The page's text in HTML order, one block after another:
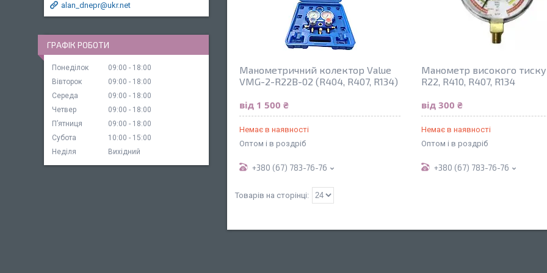
Манометричний колектор Value
VMG-2-R22В-02 (R404, R407, R134)
від 1 500 ₴
Немає в наявності
Оптом і в роздріб
+380 (67) 783-76-76
Манометр високого тиску
R22, R410, R407, R134
від 300 ₴
Немає в наявності
Оптом і в роздріб
+380 (67) 783-76-76
alan_dnepr@ukr.net
ГРАФІК РОБОТИ
Понеділок 09:00
18:00
Вівторок
09:00
18:00
Середа
09:00
18:00
Четвер
09:00
18:00
Пʼятниця
09:00
18:00
Субота
10:00
15:00
Неділя
Вихідний